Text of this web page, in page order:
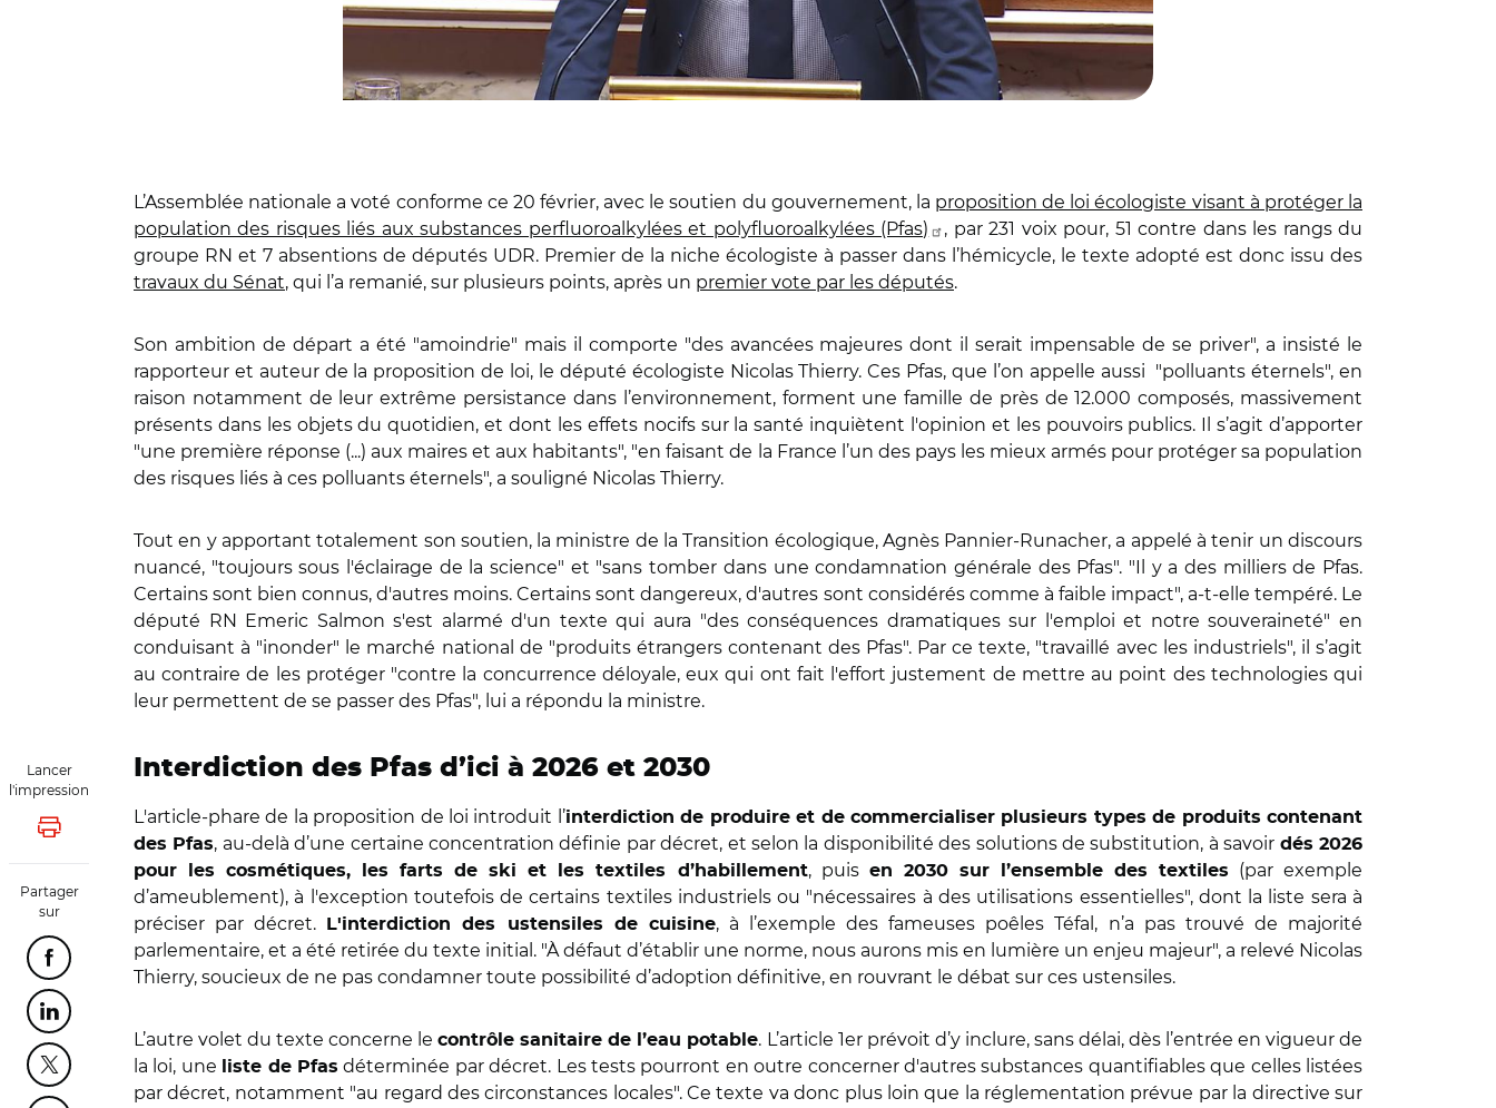
Lancer
l'impression
Lancer l'impression
Partager
sur
Partager cette page sur Facebook
Partager cette page sur Linkedin
Partager cette page sur Twitter
L’Assemblée nationale a voté conforme ce 20 février, avec le soutien du gouvernement, la proposition de loi écologiste visant à protéger la
population des risques liés aux substances perfluoroalkylées et polyfluoroalkylées (Pfas)
, par 231 voix pour, 51 contre dans les rangs du
groupe RN et 7 absentions de députés UDR. Premier de la niche écologiste à passer dans l’hémicycle, le texte adopté est donc issu des
travaux du Sénat, qui l’a remanié, sur plusieurs points, après un premier vote par les députés.
Son ambition de départ a été "amoindrie" mais il comporte "des avancées majeures dont il serait impensable de se priver", a insisté le
rapporteur et auteur de la proposition de loi, le député écologiste Nicolas Thierry. Ces Pfas, que l’on appelle aussi "polluants éternels", en
raison notamment de leur extrême persistance dans l’environnement, forment une famille de près de 12.000 composés, massivement
présents dans les objets du quotidien, et dont les effets nocifs sur la santé inquiètent l'opinion et les pouvoirs publics. Il s’agit d’apporter
"une première réponse (...) aux maires et aux habitants", "en faisant de la France l’un des pays les mieux armés pour protéger sa population
des risques liés à ces polluants éternels", a souligné Nicolas Thierry.
Tout en y apportant totalement son soutien, la ministre de la Transition écologique, Agnès Pannier-Runacher, a appelé à tenir un discours
nuancé, "toujours sous l'éclairage de la science" et "sans tomber dans une condamnation générale des Pfas". "Il y a des milliers de Pfas.
Certains sont bien connus, d'autres moins. Certains sont dangereux, d'autres sont considérés comme à faible impact", a-t-elle tempéré. Le
député RN Emeric Salmon s'est alarmé d'un texte qui aura "des conséquences dramatiques sur l'emploi et notre souveraineté" en
conduisant à "inonder" le marché national de "produits étrangers contenant des Pfas". Par ce texte, "travaillé avec les industriels", il s’agit
au contraire de les protéger "contre la concurrence déloyale, eux qui ont fait l'effort justement de mettre au point des technologies qui
leur permettent de se passer des Pfas", lui a répondu la ministre.
Interdiction des Pfas d’ici à 2026 et 2030
L'article-phare de la proposition de loi introduit l’interdiction de produire et de commercialiser plusieurs types de produits contenant
des Pfas, au-delà d’une certaine concentration définie par décret, et selon la disponibilité des solutions de substitution, à savoir dés 2026
pour les cosmétiques, les farts de ski et les textiles d’habillement, puis en 2030 sur l’ensemble des textiles
(par exemple
d’ameublement), à l'exception toutefois de certains textiles industriels ou "nécessaires à des utilisations essentielles", dont la liste sera à
préciser par décret.
L'interdiction des ustensiles de cuisine, à l’exemple des fameuses poêles Téfal, n’a pas trouvé de majorité
parlementaire, et a été retirée du texte initial. "À défaut d’établir une norme, nous aurons mis en lumière un enjeu majeur", a relevé Nicolas
Thierry, soucieux de ne pas condamner toute possibilité d’adoption définitive, en rouvrant le débat sur ces ustensiles.
L’autre volet du texte concerne lecontrôle sanitaire de l’eau potable. L’article 1er prévoit d’y inclure, sans délai, dès l’entrée en vigueur de
la loi, une
liste de Pfas déterminée par décret. Les tests pourront en outre concerner d'autres substances quantifiables que celles listées
par décret, notamment "au regard des circonstances locales". Ce texte va donc plus loin que la réglementation prévue par la directive sur